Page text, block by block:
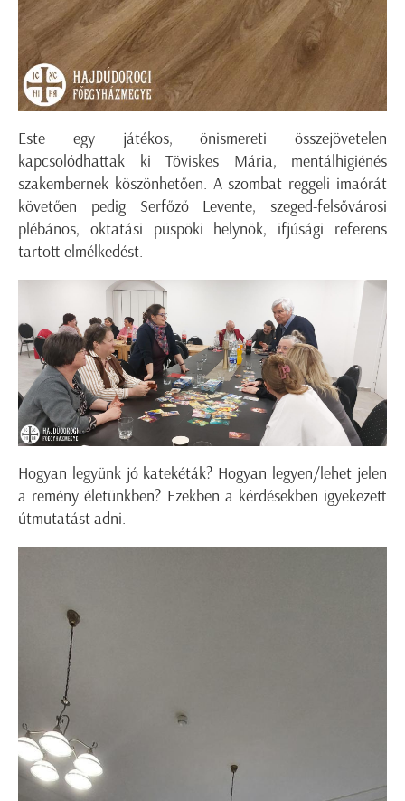
Este egy játékos, önismereti összejövetelen
kapcsolódhattak ki Töviskes Mária, mentálhigiénés
szakembernek köszönhetően. A szombat reggeli imaórát
követően pedig Serfőző Levente, szeged-felsővárosi
plébános, oktatási püspöki helynök, ifjúsági referens
tartott elmélkedést.
Hogyan legyünk jó katekéták? Hogyan legyen/lehet jelen
a remény életünkben? Ezekben a kérdésekben igyekezett
útmutatást adni.